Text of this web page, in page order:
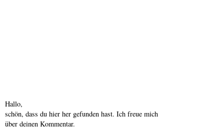
Hallo,
schön, dass du hier her gefunden hast. Ich freue mich
über deinen Kommentar.